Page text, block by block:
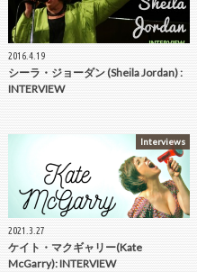
2016.4.19
シーラ・ジョーダン (Sheila Jordan) :
INTERVIEW
Interviews
2021.3.27
ケイト・マクギャリー(Kate
McGarry): INTERVIEW